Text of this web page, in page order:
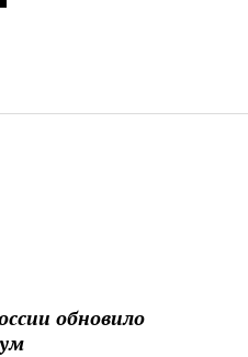
обновило